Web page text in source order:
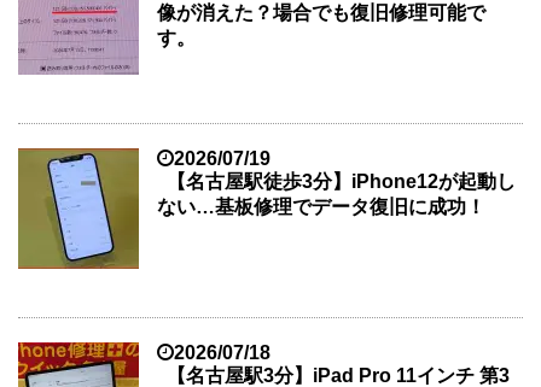
像が消えた？場合でも復旧修理可能で
す。
2026/07/19
【名古屋駅徒歩3分】iPhone12が起動し
ない…基板修理でデータ復旧に成功！
2026/07/18
【名古屋駅3分】iPad Pro 11インチ 第3